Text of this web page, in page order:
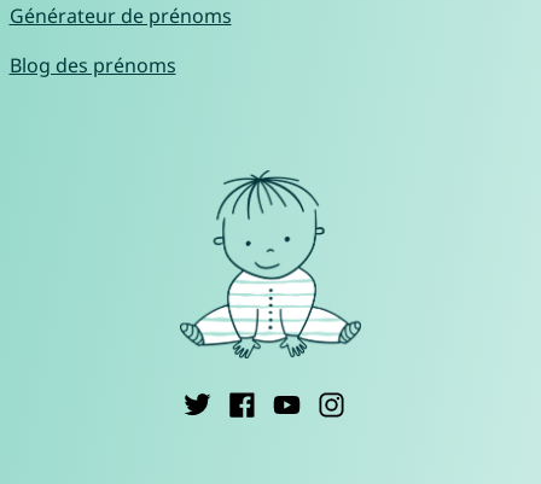
Générateur de prénoms
Blog des prénoms